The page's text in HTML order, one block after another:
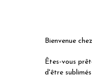
Bienvenue
Êtes-vous
d'être